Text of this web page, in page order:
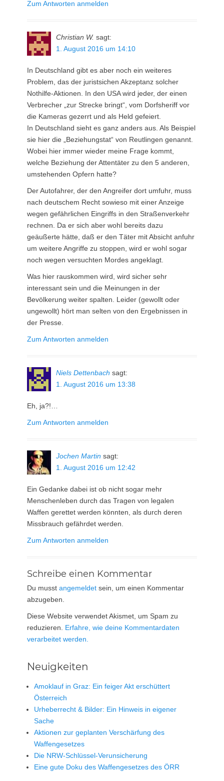
Zum Antworten anmelden
Christian W. sagt:
1. August 2016 um 14:10
In Deutschland gibt es aber noch ein weiteres
Problem, das der juristsichen Akzeptanz solcher
Nothilfe-Aktionen. In den USA wird jeder, der einen
Verbrecher „zur Strecke bringt“, vom Dorfsheriff vor
die Kameras gezerrt und als Held gefeiert.
In Deutschland sieht es ganz anders aus. Als Beispiel
sie hier die „Beziehungstat“ von Reutlingen genannt.
Wobei hier immer wieder meine Frage kommt,
welche Beziehung der Attentäter zu den 5 anderen,
umstehenden Opfern hatte?
Der Autofahrer, der den Angreifer dort umfuhr, muss
nach deutschem Recht sowieso mit einer Anzeige
wegen gefährlichen Eingriffs in den Straßenverkehr
rechnen. Da er sich aber wohl bereits dazu
geäußerte hätte, daß er den Täter mit Absicht anfuhr
um weitere Angriffe zu stoppen, wird er wohl sogar
noch wegen versuchten Mordes angeklagt.
Was hier rauskommen wird, wird sicher sehr
interessant sein und die Meinungen in der
Bevölkerung weiter spalten. Leider (gewollt oder
ungewollt) hört man selten von den Ergebnissen in
der Presse.
Zum Antworten anmelden
Niels Dettenbach sagt:
1. August 2016 um 13:38
Eh, ja?!…
Zum Antworten anmelden
Jochen Martin sagt:
1. August 2016 um 12:42
Ein Gedanke dabei ist ob nicht sogar mehr
Menschenleben durch das Tragen von legalen
Waffen gerettet werden könnten, als durch deren
Missbrauch gefährdet werden.
Zum Antworten anmelden
Schreibe einen Kommentar
Du musst angemeldet sein, um einen Kommentar
abzugeben.
Diese Website verwendet Akismet, um Spam zu
reduzieren. Erfahre, wie deine Kommentardaten
verarbeitet werden.
Neuigkeiten
Amoklauf in Graz: Ein feiger Akt erschüttert
Österreich
Urheberrecht & Bilder: Ein Hinweis in eigener
Sache
Aktionen zur geplanten Verschärfung des
Waffengesetzes
Die NRW-Schlüssel-Verunsicherung
Eine gute Doku des Waffengesetzes des ÖRR